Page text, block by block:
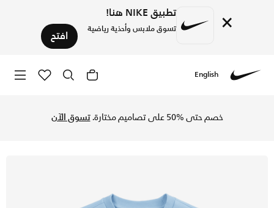
× تطبيق NIKE هنا!
تسوق ملابس وأحذية رياضية افتح
English
خصم حتى %50 على تصاميم مختارة. تسوق الآن